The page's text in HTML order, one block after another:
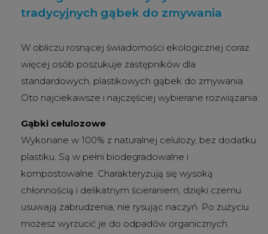
tradycyjnych gąbek do zmywania
W obliczu rosnącej świadomości ekologicznej coraz
więcej osób poszukuje zastępników dla
standardowych, plastikowych gąbek do zmywania.
Oto najciekawsze i najczęściej wybierane rozwiązania:
Gąbki celulozowe
Wykonane w 100% z naturalnej celulozy, bez dodatku
plastiku. Są w pełni biodegradowalne i
kompostowalne. Charakteryzują się wysoką
chłonnością i delikatnym ścieraniem, dzięki czemu
usuwają zabrudzenia, nie rysując naczyń. Po zużyciu
możesz wyrzucić je do odpadów organicznych.